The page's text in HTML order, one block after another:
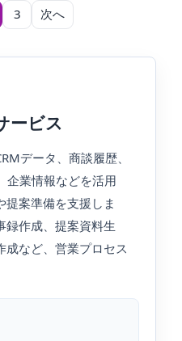
3 次へ
ービス
データ、商談履歴、
企業情報などを活用
提案準備を支援しま
録作成、提案資料生
成など、営業プロセス